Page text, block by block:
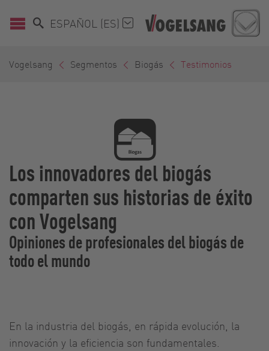
ESPAÑOL (ES)
Vogelsang Segmentos Biogás Testimonios
Los innovadores del biogás
comparten sus historias de éxito
con Vogelsang
Opiniones de profesionales del biogás de
todo el mundo
En la industria del biogás, en rápida evolución, la
innovación y la eficiencia son fundamentales.